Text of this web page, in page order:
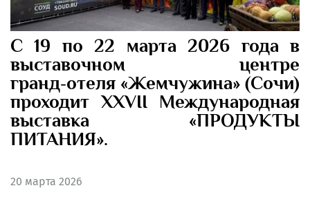
С 19 по 22 марта 2026 года в
выставочном центре
гранд‑отеля «Жемчужина» (Сочи)
проходит XXVII Международная
выставка «ПРОДУКТЫ
ПИТАНИЯ».
20 марта 2026